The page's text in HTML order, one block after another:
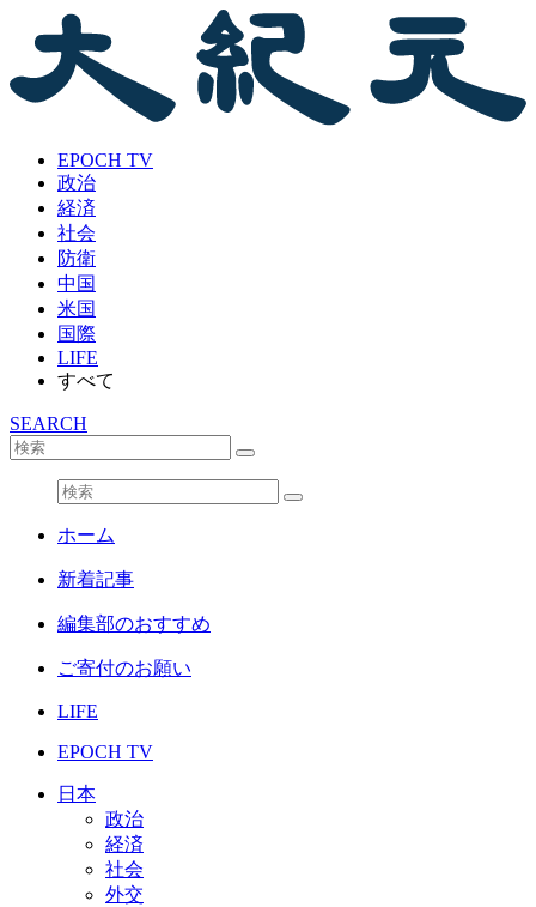
EPOCH TV
政治
経済
社会
防衛
中国
米国
国際
LIFE
すべて
SEARCH
ホーム
新着記事
編集部のおすすめ
ご寄付のお願い
LIFE
EPOCH TV
日本
政治
経済
社会
外交